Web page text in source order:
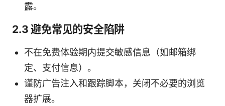
露。
2.3 避免常见的安全陷阱
不在免费体验期内提交敏感信息（如邮箱绑
定、支付信息）。
谨防广告注入和跟踪脚本，关闭不必要的浏览
器扩展。